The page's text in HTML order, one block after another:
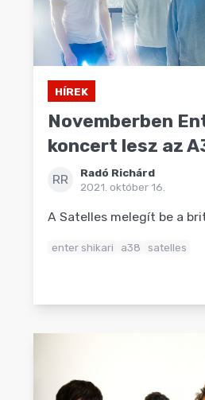
HÍREK
Novemberben
koncert lesz az
RR
Radó Richárd
2021. október 16.
A Satelles melegít be a
enter shikari a38 satelles